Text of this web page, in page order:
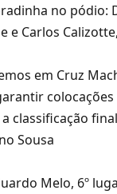
no pódio:
Carlos
em Cruz
classificação
Sousa
Melo, 6º